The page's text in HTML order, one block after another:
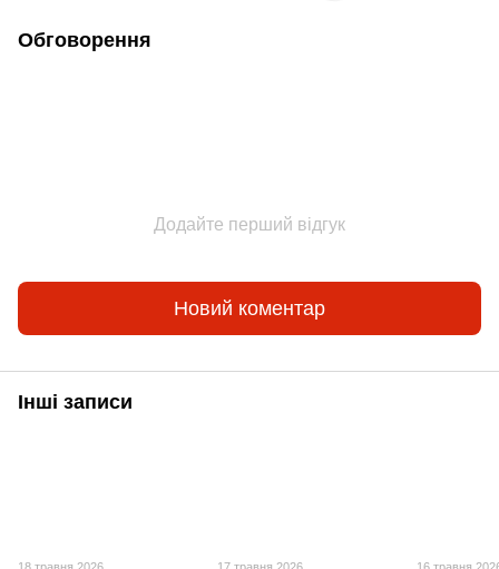
Обговорення
Додайте перший відгук
Новий коментар
Інші записи